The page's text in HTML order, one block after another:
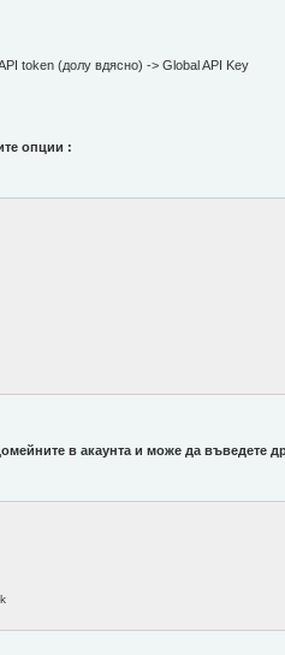
token (долу вдясно) -> Global API Key
опции :
в акаунта и може да въведете